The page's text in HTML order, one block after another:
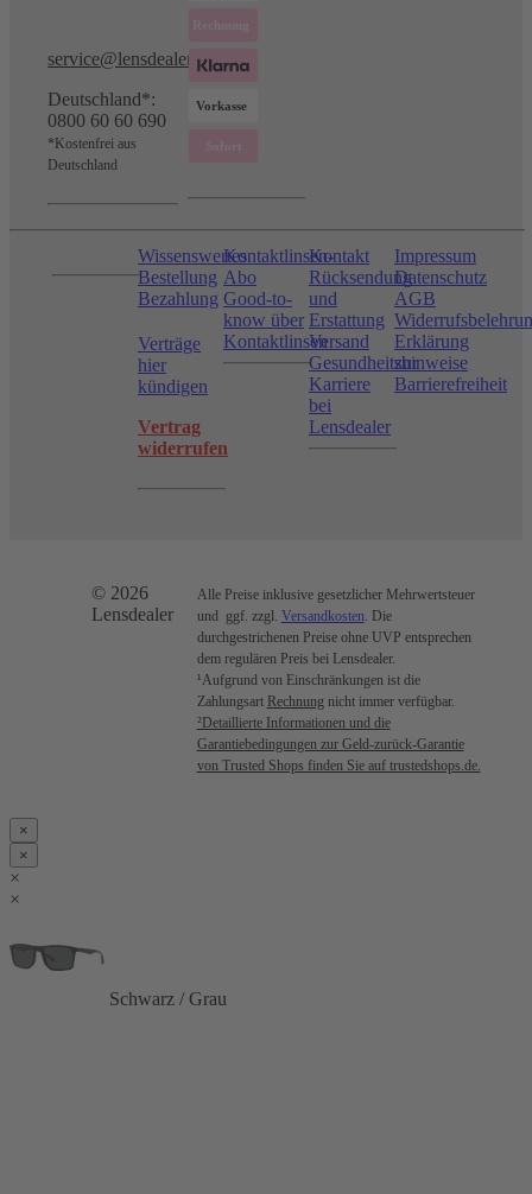
service@lensdealer.com
Deutschland*:
0800 60 60 690
*Kostenfrei aus
Deutschland
Wissenswertes
Bestellung
Bezahlung
Verträge
hier
kündigen
Vertrag
widerrufen
Kontaktlinsen-
Abo
Good-to-
know über
Kontaktlinsen
Kontakt
Rücksendung
und
Erstattung
Versand
Gesundheitshinweise
Karriere
bei
Lensdealer
Impressum
Datenschutz
AGB
Erklärung
zur
Barrierefreiheit
© 2026
Lensdealer
Alle Preise inklusive gesetzlicher Mehrwertsteuer
und ggf. zzgl. Versandkosten . Die
durchgestrichenen Preise ohne UVP entsprechen
dem regulären Preis bei Lensdealer.
¹Aufgrund von Einschränkungen ist die
Zahlungsart Rechnung nicht immer verfügbar.
²Detaillierte Informationen und die
Garantiebedingungen zur Geld-zurück-Garantie
von Trusted Shops finden Sie auf trustedshops.de.
×
×
×
×
Schwarz / Grau